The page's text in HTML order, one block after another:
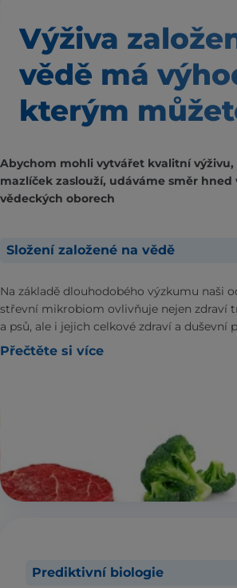
Výživa
vědě má
kterým
Abychom mohli vytvářet kvalitní výživu,
mazlíček zaslouží, udáváme směr hned
vědeckých oborech
Složení založené na vědě
Na základě dlouhodobého výzkumu naši
střevní mikrobiom ovlivňuje nejen zdraví
a psů, ale i jejich celkové zdraví a duševní
Přečtěte si více
Prediktivní biologie